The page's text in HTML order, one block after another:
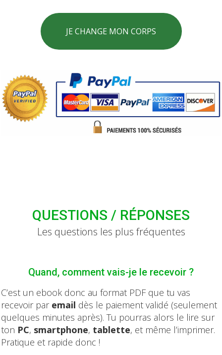
JE CHANGE MON CORPS
QUESTIONS / RÉPONSES
Les questions les plus fréquentes
Quand, comment vais-je le recevoir ?
C’est un ebook donc au format PDF que tu vas
recevoir paremail dès le paiement validé (seulement
quelques minutes après). Tu pourras alors le lire sur
ton PC, smartphone, tablette, et même l’imprimer.
Pratique et rapide donc !